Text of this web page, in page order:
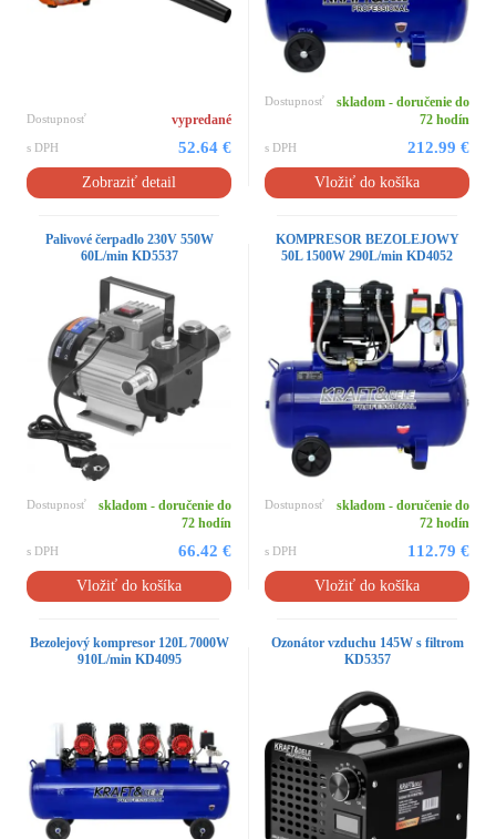
Dostupnosť vypredané
s DPH 52.64 €
Zobraziť detail
Dostupnosť
skladom - doručenie do
72 hodín
s DPH 212.99 €
Vložiť do košíka
Palivové čerpadlo 230V 550W
60L/min KD5537
Dostupnosť
skladom - doručenie do
72 hodín
s DPH 66.42 €
Vložiť do košíka
KOMPRESOR BEZOLEJOWY
50L 1500W 290L/min KD4052
Dostupnosť
skladom - doručenie do
72 hodín
s DPH 112.79 €
Vložiť do košíka
Bezolejový kompresor 120L 7000W
910L/min KD4095
Ozonátor vzduchu 145W s filtrom
KD5357